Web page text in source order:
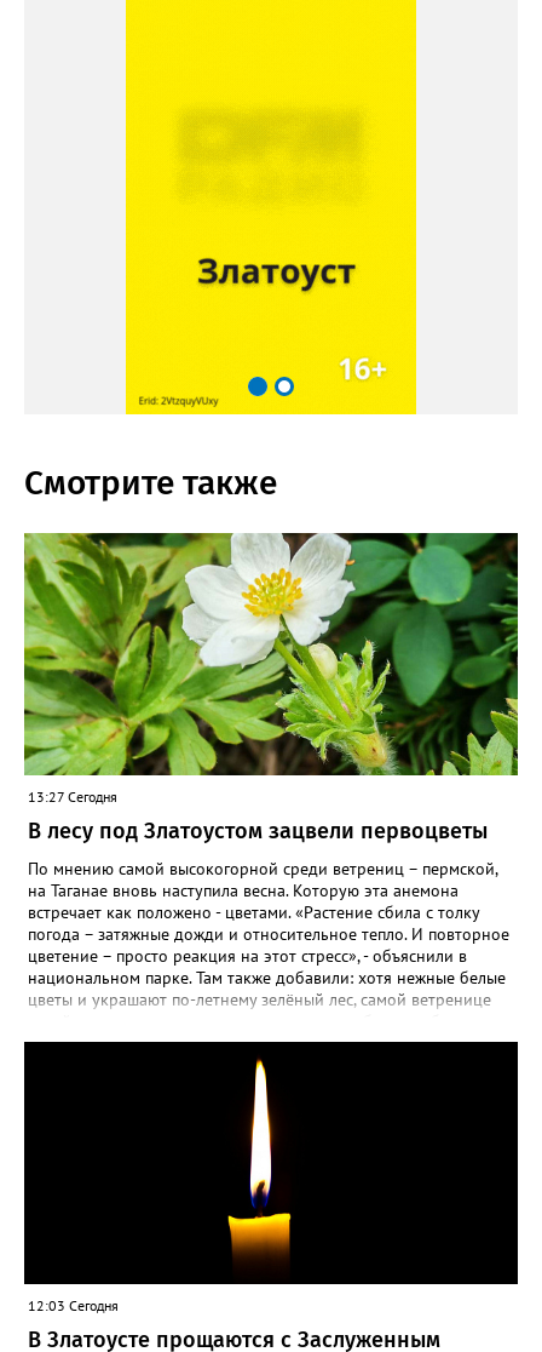
Смотрите также
13:27 Сегодня
В лесу под Златоустом зацвели первоцветы
По мнению самой высокогорной среди ветрениц – пермской,
на Таганае вновь наступила весна. Которую эта анемона
встречает как положено - цветами. «Растение сбила с толку
погода – затяжные дожди и относительное тепло. И повторное
цветение – просто реакция на этот стресс», - объяснили в
национальном парке. Там также добавили: хотя нежные белые
цветы и украшают по-летнему зелёный лес, самой ветренице
силы перед долгой зимовкой.
12:03 Сегодня
В Златоусте прощаются с Заслуженным